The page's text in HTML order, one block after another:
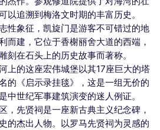
以追溯到梅洛文时期的丰富历史。
性象征，凯旋门是游客不可错过的地
而建，它位于香榭丽舍大道的西端，
刻在石头上的历史故事而著称。
上的这座宏伟城堡以其17座巨大的塔
的《启示录挂毯》，这是一组无价的
中世纪军事建筑演变的迷人例证。
，先贤祠是一座新古典主义纪念碑，
的杰出人物。以罗马先贤祠为灵感的